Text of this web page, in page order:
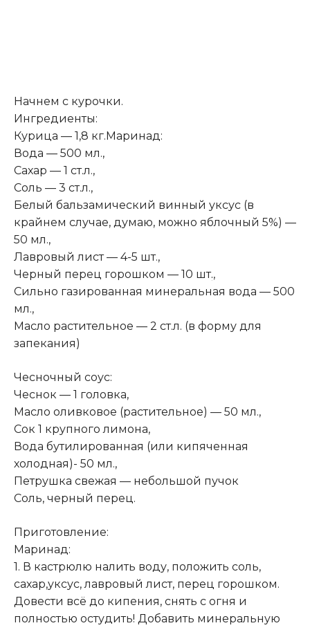
Начнем с курочки.
Ингредиенты:
Курица — 1,8 кг.Маринад:
Вода — 500 мл.,
Сахар — 1 ст.л.,
Соль — 3 ст.л.,
Белый бальзамический винный уксус (в
крайнем случае, думаю, можно яблочный 5%) —
50 мл.,
Лавровый лист — 4-5 шт.,
Черный перец горошком — 10 шт.,
Сильно газированная минеральная вода — 500
мл.,
Масло растительное — 2 ст.л. (в форму для
запекания)
Чесночный соус:
Чеснок — 1 головка,
Масло оливковое (растительное) — 50 мл.,
Сок 1 крупного лимона,
Вода бутилированная (или кипяченная
холодная)- 50 мл.,
Петрушка свежая — небольшой пучок
Соль, черный перец.
Приготовление:
Маринад:
1. В кастрюлю налить воду, положить соль,
сахар,уксус, лавровый лист, перец горошком.
Довести всё до кипения, снять с огня и
полностью остудить! Добавить минеральную